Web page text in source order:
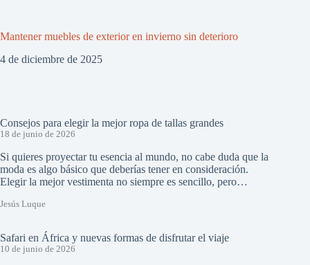
Mantener muebles de exterior en invierno sin deterioro
4 de diciembre de 2025
Consejos para elegir la mejor ropa de tallas grandes
18 de junio de 2026
Si quieres proyectar tu esencia al mundo, no cabe duda que la
moda es algo básico que deberías tener en consideración.
Elegir la mejor vestimenta no siempre es sencillo, pero…
Jesús Luque
Safari en África y nuevas formas de disfrutar el viaje
10 de junio de 2026